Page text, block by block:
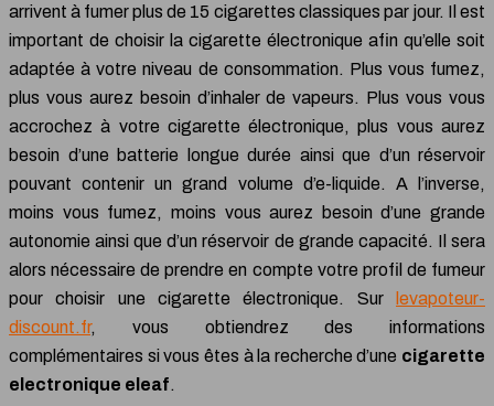
arrivent à fumer plus de 15 cigarettes classiques par jour. Il est
important de choisir la cigarette électronique afin qu’elle soit
adaptée à votre niveau de consommation. Plus vous fumez,
plus vous aurez besoin d’inhaler de vapeurs. Plus vous vous
accrochez à votre cigarette électronique, plus vous aurez
besoin d’une batterie longue durée ainsi que d’un réservoir
pouvant contenir un grand volume d’e-liquide. A l’inverse,
moins vous fumez, moins vous aurez besoin d’une grande
autonomie ainsi que d’un réservoir de grande capacité. Il sera
alors nécessaire de prendre en compte votre profil de fumeur
pour choisir une cigarette électronique. Sur
levapoteur-
discount.fr, vous obtiendrez des informations
complémentaires si vous êtes à la recherche d’une cigarette
electronique eleaf.